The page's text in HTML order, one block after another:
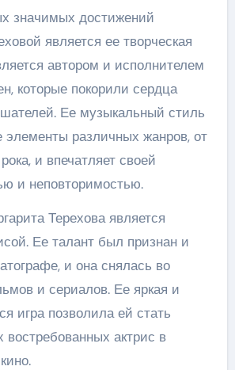
значимых достижений
является ее творческая
автором и исполнителем
которые покорили сердца
Ее музыкальный стиль
элементы различных жанров, от
и впечатляет своей
и неповторимостью.
Терехова является
Ее талант был признан и
и она снялась во
и сериалов. Ее яркая и
игра позволила ей стать
актрис в